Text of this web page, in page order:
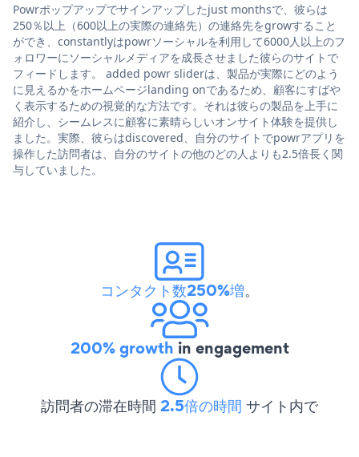
Powrポップアップでサインアップしたjust monthsで、彼らは
250％以上（600以上の実際の連絡先）の連絡先をgrowすること
ができ、constantlyはpowrソーシャルを利用して6000人以上のフ
ォロワーにソーシャルメディアを成長させました彼らのサイトで
フィードします。 added powr sliderは、製品が実際にどのよう
に見えるかをホームページlanding onであるため、顧客にすばや
く表示するための視覚的な方法です。それは彼らの製品を上手に
紹介し、シームレスに顧客に素晴らしいオンサイト体験を提供し
ました。実際、彼らはdiscovered、自分のサイトでpowrアプリを
操作した訪問者は、自分のサイトの他のどの人よりも2.5倍長く関
与していました。
コンタクト数250%増。
200% growth in engagement
訪問者の滞在時間 2.5倍の時間 サイト内で